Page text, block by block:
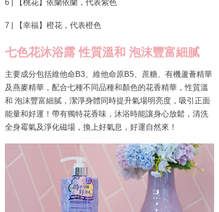
6 | 【桃花】依蘭依蘭，代表紫色
7 | 【幸福】橙花，代表橙色
七色花沐浴露性質溫和 泡沫豐富細膩
主要成分包括維他命B3、維他命原B5、蔗糖、有機蘆薈精華
及燕麥精華，配合七種不同品種和顏色的花香精華，性質溫
和 泡沫豐富細膩，潔淨身體同時提升氣場明亮度，吸引正面
能量和好運！帶有獨特花香味，沐浴時能讓身心放鬆，清洗
全身霉氣及淨化磁場，換上好氣息，好運自然來！